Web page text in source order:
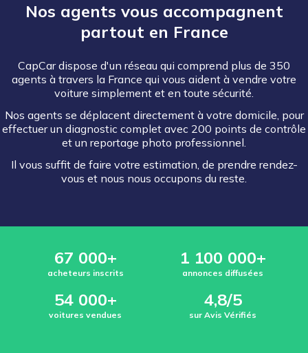
Nos agents vous accompagnent
partout en France
CapCar dispose d'un réseau qui comprend plus de 350
agents à travers la France qui vous aident à vendre votre
voiture simplement et en toute sécurité.
Nos agents se déplacent directement à votre domicile, pour
effectuer un diagnostic complet avec 200 points de contrôle
et un reportage photo professionnel.
Il vous suffit de faire votre estimation, de prendre rendez-
vous et nous nous occupons du reste.
67 000+
acheteurs inscrits
1 100 000+
annonces diffusées
54 000+
voitures vendues
4,8/5
sur Avis Vérifiés